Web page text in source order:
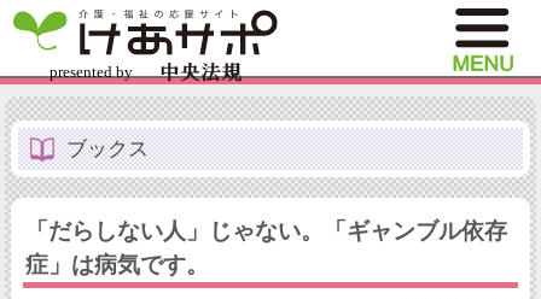
ブックス
「だらしない人」じゃない。「ギャンブル依存
症」は病気です。